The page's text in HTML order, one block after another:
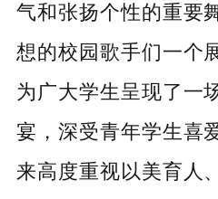
气和张扬个性的重要
想的校园歌手们一个
为广大学生呈现了一
宴，深受青年学生喜
来高度重视以美育人